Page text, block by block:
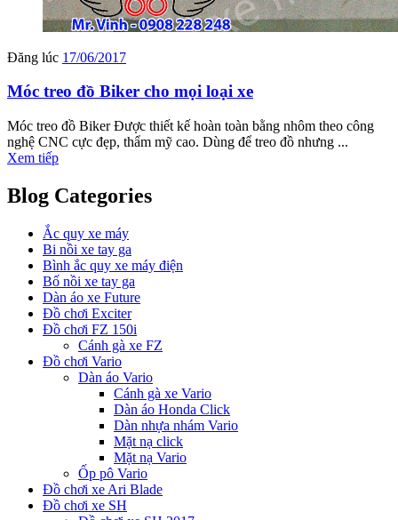
Đăng lúc 17/06/2017
Móc treo đồ Biker cho mọi loại xe
Móc treo đồ Biker Được thiết kế hoàn toàn bằng nhôm theo công
nghệ CNC cực đẹp, thẩm mỹ cao. Dùng để treo đồ nhưng ...
Xem tiếp
Blog Categories
Ắc quy xe máy
Bi nồi xe tay ga
Bình ắc quy xe máy điện
Bố nồi xe tay ga
Dàn áo xe Future
Đồ chơi Exciter
Đồ chơi FZ 150i
Cánh gà xe FZ
Đồ chơi Vario
Dàn áo Vario
Cánh gà xe Vario
Dàn áo Honda Click
Dàn nhựa nhám Vario
Mặt nạ click
Mặt nạ Vario
Ốp pô Vario
Đồ chơi xe Ari Blade
Đồ chơi xe SH